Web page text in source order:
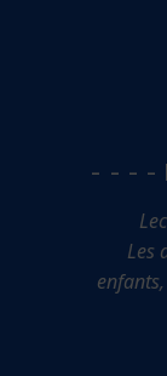
- - - -
Les